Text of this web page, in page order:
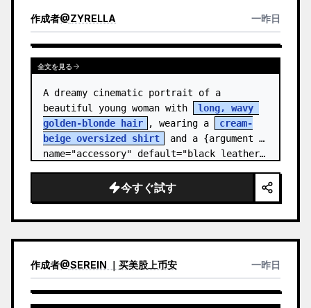
作成者@ZYRELLA 一昨日
全文を見る
A dreamy cinematic portrait of a
beautiful young woman with
long, wavy
golden-blonde hair
, wearing a
cream-
beige oversized shirt
and a {argument
name="accessory" default="black leather…
今すぐ試す
作成者@SEREIN ｜买美股上币安 一昨日